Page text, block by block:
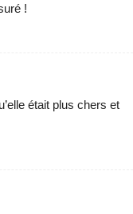
!
était plus chers et